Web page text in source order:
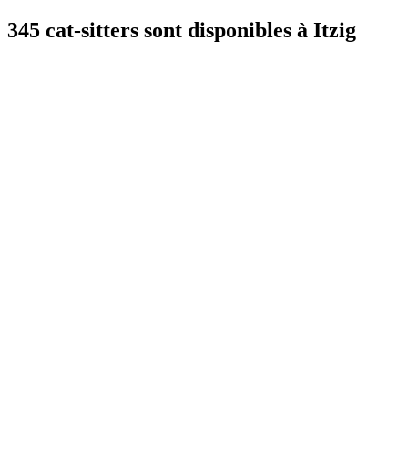
345 cat-sitters sont disponibles à Itzig